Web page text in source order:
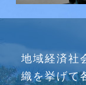
介護ソリュ
行っています
地域経済社
織を挙げて